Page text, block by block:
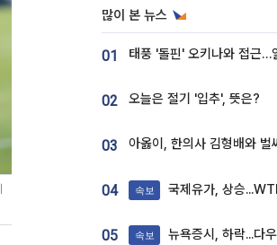
많이 본 뉴스
01
02 오늘은 절기 '입추', 뜻은?
03
04 속보 국제유가, 상승
05 속보 뉴욕증시, 하락...다